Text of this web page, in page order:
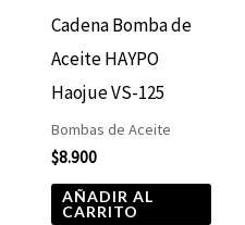
Cadena Bomba de
Aceite HAYPO
Haojue VS-125
Bombas de Aceite
$8.900
AÑADIR AL
CARRITO